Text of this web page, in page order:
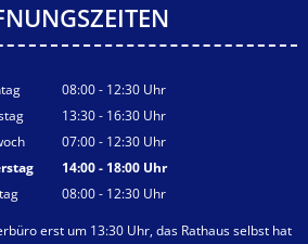
08:00- 12:30 Uhr
Von 08:00 bis 12:30 Uhr
13:30- 16:30 Uhr
Von 13:30 bis 16:30 Uhr
07:00- 12:30 Uhr
Von 07:00 bis 12:30 Uhr
14:00- 18:00Uhr
Von 14:00 bis 18:00 Uhr
08:00- 12:30 Uhr
erst um 13:30 Uhr, das Rathaus selbst hat